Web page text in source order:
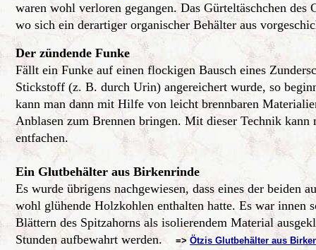
waren wohl verloren gegangen. Das Gürteltäschchen des
wo sich ein derartiger organischer Behälter aus
Der zündende Funke
Fällt ein Funke auf einen flockigen Bausch eines
Stickstoff (z. B. durch Urin) angereichert wurde, so
kann man dann mit Hilfe von leicht brennbaren
Anblasen zum Brennen bringen. Mit dieser Technik kann
entfachen.
Ein Glutbehälter aus Birkenrinde
Es wurde übrigens nachgewiesen, dass eines der beiden
wohl glühende Holzkohlen enthalten hatte. Es war innen
Blättern des Spitzahorns als isolierendem Material
Stunden aufbewahrt werden.
=> Ötzis Glutbehälter aus